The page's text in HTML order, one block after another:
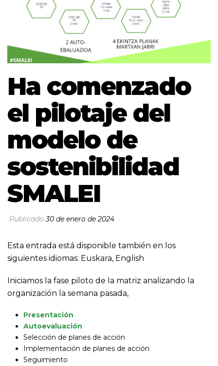
Ha comenzado
el pilotaje del
modelo de
sostenibilidad
SMALEI
Publicado30 de enero de 2024
Esta entrada está disponible también en los
siguientes idiomas: Euskara, English
Iniciamos la fase piloto de la matriz analizando la
organización la semana pasada,
Presentación
Autoevaluación
Selección de planes de acción
Implementación de planes de acción
Seguimiento